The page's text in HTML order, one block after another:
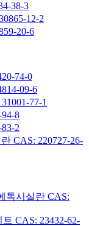
38-3
12-2
20-6
74-0
09-6
77-1
8
2
CAS: 220727-26-
톡시실란 CAS:
CAS: 23432-62-